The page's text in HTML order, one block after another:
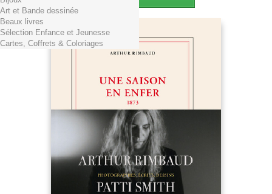
Art et Bande dessinée
Beaux livres
Sélection Enfance et Jeunesse
Cartes, Coffrets & Coloriages